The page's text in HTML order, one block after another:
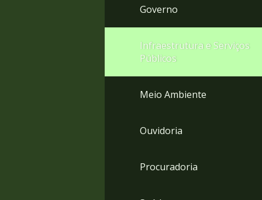
Governo
Infraestrutura e Serviços
Públicos
Meio Ambiente
Ouvidoria
Procuradoria